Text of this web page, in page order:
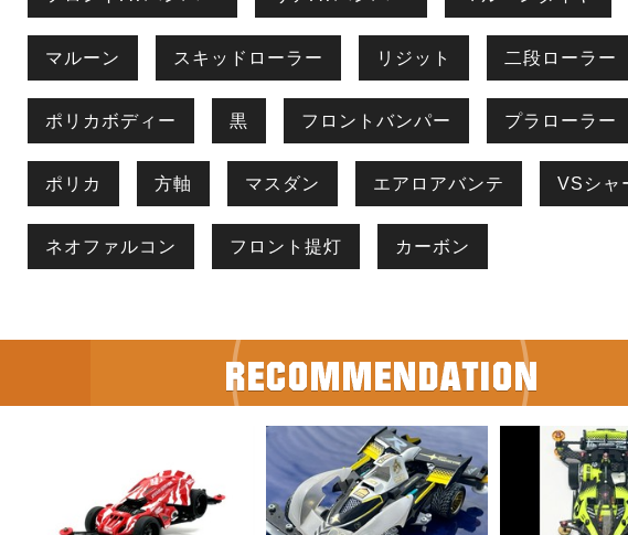
マルーン スキッドローラー リジット 二段ローラー
ポリカボディー 黒 フロントバンパー プラローラー
ポリカ 方軸 マスダン エアロアバンテ VSシャ
ネオファルコン フロント提灯 カーボン